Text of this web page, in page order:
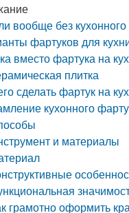
вообще без
фартуков для
вместо фартука на
плитка
сделать фартук на
кухонного
и материалы
грамотно оформить